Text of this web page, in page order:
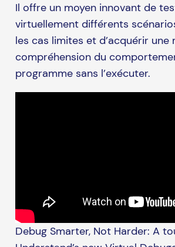
Il offre un moyen innovant de
virtuellement différents
les cas limites et d’acquérir une
compréhension du
programme sans l’exécuter.
Debug Smarter, Not Harder: A